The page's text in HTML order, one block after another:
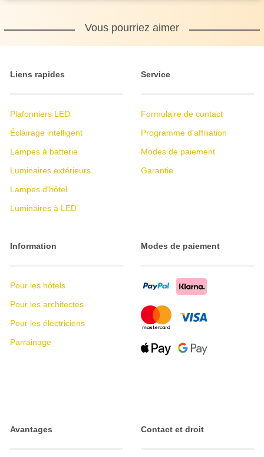
Vous pourriez aimer
Liens rapides
Plafonniers LED
Éclairage intelligent
Lampes à batterie
Luminaires extérieurs
Lampes d'hôtel
Luminaires à LED
Service
Formulaire de contact
Programme d'affiliation
Modes de paiement
Garantie
Information
Pour les hôtels
Pour les architectes
Pour les électriciens
Parrainage
Modes de paiement
Avantages Contact et droit